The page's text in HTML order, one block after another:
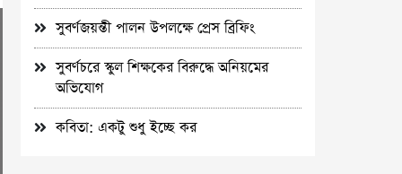
সুবর্ণজয়ন্তী পালন উপলক্ষে প্রেস ব্রিফিং
সুবর্ণচরে স্কুল শিক্ষকের বিরুদ্ধে অনিয়মের
অভিযোগ
কবিতা: একটু শুধু ইচ্ছে কর